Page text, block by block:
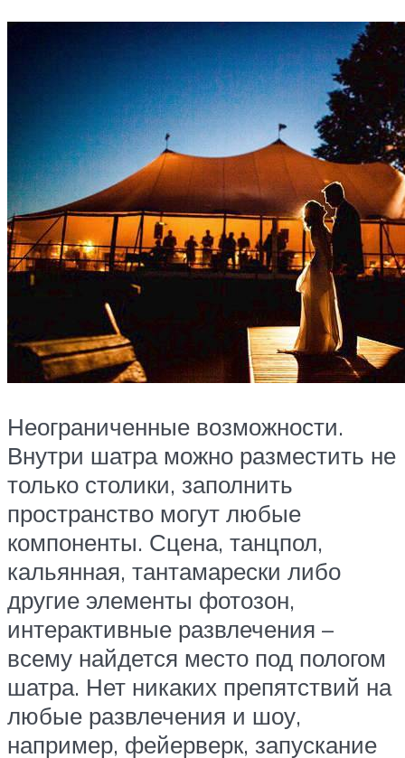
Неограниченные возможности.
Внутри шатра можно разместить не
только столики, заполнить
пространство могут любые
компоненты. Сцена, танцпол,
кальянная, тантамарески либо
другие элементы фотозон,
интерактивные развлечения –
всему найдется место под пологом
шатра. Нет никаких препятствий на
любые развлечения и шоу,
например, фейерверк, запускание